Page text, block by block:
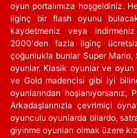
oyun portalımıza hoşgeldiniz.
ilginç bir flash oyunu
kaydetmeniz veya
2000'den fazla ilginç
çoğunlukla bunlar Super
oyunlar. Klasik oyunlar ve oyun
ve Gold madencisi gibi iyi
oyunlarından
Arkadaşlarınızla çevrimiçi
oyunculu oyunlarda bilardo,
giyinme oyunları olmak üzere